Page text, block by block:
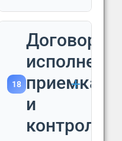
18
Договор:
приемка
и
контроль